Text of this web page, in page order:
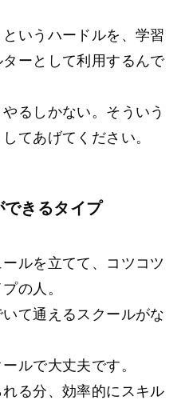
というハードルを、学習
ーとして利用するんで
るしかない。そういう
てあげてください。
きるタイプ
ルを立てて、コツコツ
の人。
て通えるスクールがな
ルで大丈夫です。
る分、効率的にスキル